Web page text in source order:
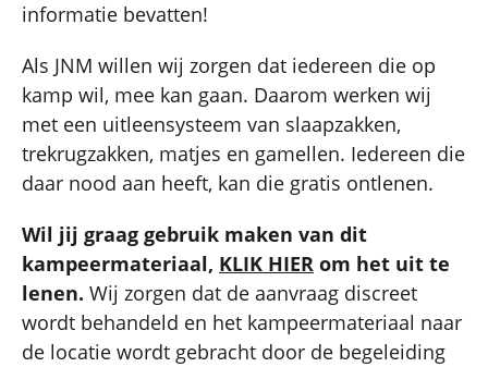
informatie bevatten!
Als JNM willen wij zorgen dat iedereen die op
kamp wil, mee kan gaan. Daarom werken wij
met een uitleensysteem van slaapzakken,
trekrugzakken, matjes en gamellen. Iedereen die
daar nood aan heeft, kan die gratis ontlenen.
Wil jij graag gebruik maken van dit
kampeermateriaal, KLIK HIER om het uit te
lenen. Wij zorgen dat de aanvraag discreet
wordt behandeld en het kampeermateriaal naar
de locatie wordt gebracht door de begeleiding